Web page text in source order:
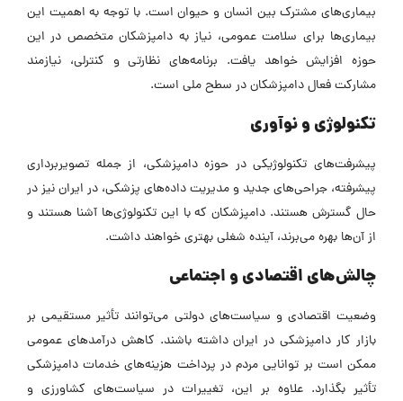
بیماری‌های مشترک بین انسان و حیوان است. با توجه به اهمیت این
بیماری‌ها برای سلامت عمومی، نیاز به دامپزشکان متخصص در این
حوزه افزایش خواهد یافت. برنامه‌های نظارتی و کنترلی، نیازمند
مشارکت فعال دامپزشکان در سطح ملی است.
تکنولوژی و نوآوری
پیشرفت‌های تکنولوژیکی در حوزه دامپزشکی، از جمله تصویربرداری
پیشرفته، جراحی‌های جدید و مدیریت داده‌های پزشکی، در ایران نیز در
حال گسترش هستند. دامپزشکان که با این تکنولوژی‌ها آشنا هستند و
از آن‌ها بهره می‌برند، آینده شغلی بهتری خواهند داشت.
چالش‌های اقتصادی و اجتماعی
وضعیت اقتصادی و سیاست‌های دولتی می‌توانند تأثیر مستقیمی بر
بازار کار دامپزشکی در ایران داشته باشند. کاهش درآمدهای عمومی
ممکن است بر توانایی مردم در پرداخت هزینه‌های خدمات دامپزشکی
تأثیر بگذارد. علاوه بر این، تغییرات در سیاست‌های کشاورزی و